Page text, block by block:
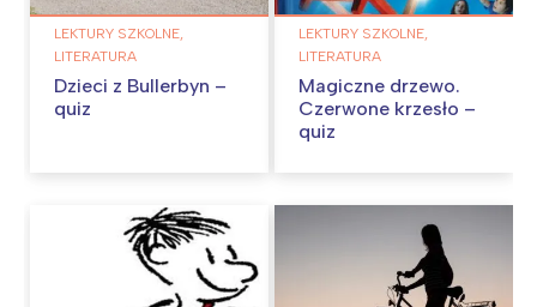
LEKTURY SZKOLNE,
LITERATURA
Dzieci z Bullerbyn –
quiz
LEKTURY SZKOLNE,
LITERATURA
Magiczne drzewo.
Czerwone krzesło –
quiz